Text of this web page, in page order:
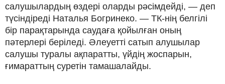
салушылардың өздері оларды рәсімдейді, — деп
түсіндіреді Наталья Богринеко. — ТК-нің белгілі
бір парақтарында саудаға қойылған оның
пәтерлері беріледі. Әлеуетті сатып алушылар
салушы туралы ақпаратты, үйдің жоспарын,
ғимараттың суретін тамашалайды.